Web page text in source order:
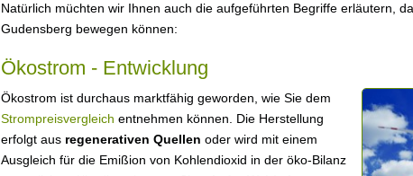
Natürlich müchten wir Ihnen auch die aufgeführten Begriffe erläutern,
Gudensberg bewegen können:
Ökostrom - Entwicklung
Ökostrom ist durchaus marktfähig geworden, wie Sie dem
Strompreisvergleich entnehmen können. Die Herstellung
erfolgt aus regenerativen Quellen oder wird mit einem
Ausgleich für die Emißion von Kohlendioxid in der öko-Bilanz